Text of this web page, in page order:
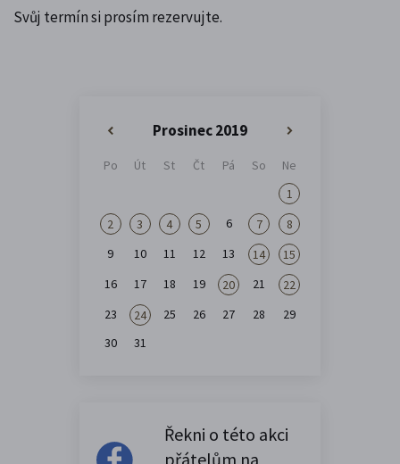
Svůj termín si prosím rezervujte.
Prosinec 2019
»
Po Út St Čt Pá So
Ne
1
2
3 4 5 6 7
8
9
10 11 12 13 14
15
16
17 18 19 20 21
22
23
24 25 26 27 28
29
30
31
Řekni o této akci
přátelům na